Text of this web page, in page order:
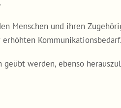
Menschen und ihren
werden, ebenso